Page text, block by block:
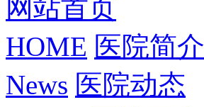
网站首页
HOME 医院简介
News 医院动态